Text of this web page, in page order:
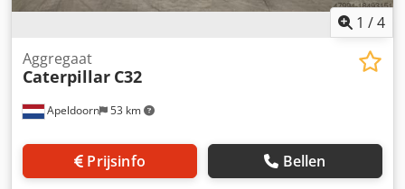
1 /4
Apeldoorn 53 km
Aggregaat
Caterpillar C32
Prijsinfo Bellen